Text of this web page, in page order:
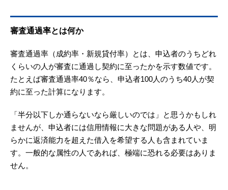
審査通過率とは何か
審査通過率（成約率・新規貸付率）とは、申込者のうちどれ
くらいの人が審査に通過し契約に至ったかを示す数値です。
たとえば審査通過率40％なら、申込者100人のうち40人が契
約に至った計算になります。
「半分以下しか通らないなら厳しいのでは」と思うかもしれ
ませんが、申込者には信用情報に大きな問題がある人や、明
らかに返済能力を超えた借入を希望する人も含まれていま
す。一般的な属性の人であれば、極端に恐れる必要はありま
せん。